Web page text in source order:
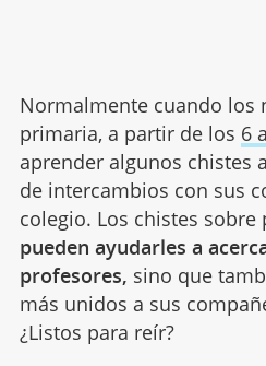
Normalmente cuando los
primaria, a partir de los 6
aprender algunos chistes
de intercambios con sus
colegio. Los chistes sobre
pueden ayudarles a
profesores, sino que
más unidos a sus
¿Listos para reír?